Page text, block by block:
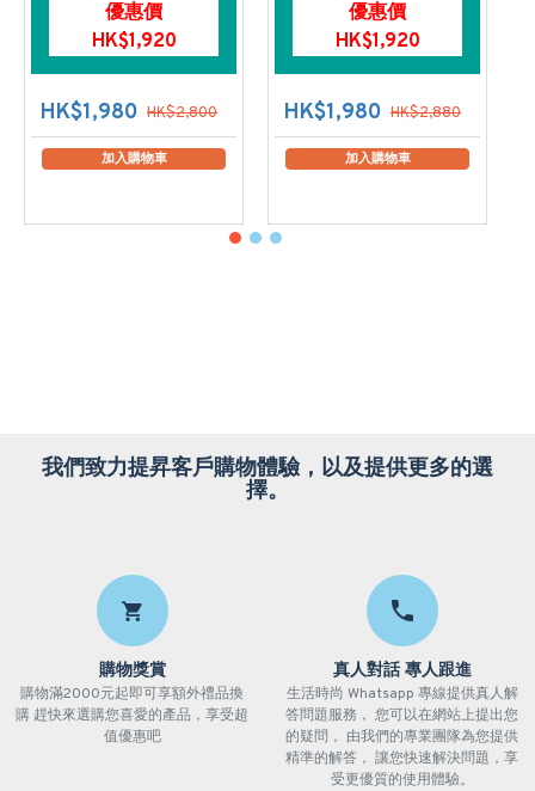
優惠價
HK$1,920
HK$1,980 HK$2,800
加入購物車
優惠價
HK$1,920
HK$1,980 HK$2,880
加入購物車
我們致力提昇客戶購物體驗，以及提供更多的選
擇。
購物獎賞
購物滿2000元起即可享額外禮品換
購 趕快來選購您喜愛的產品，享受超
值優惠吧
真人對話 專人跟進
生活時尚 Whatsapp 專線提供真人解
答問題服務， 您可以在網站上提出您
的疑問， 由我們的專業團隊為您提供
精準的解答， 讓您快速解決問題，享
受更優質的使用體驗。